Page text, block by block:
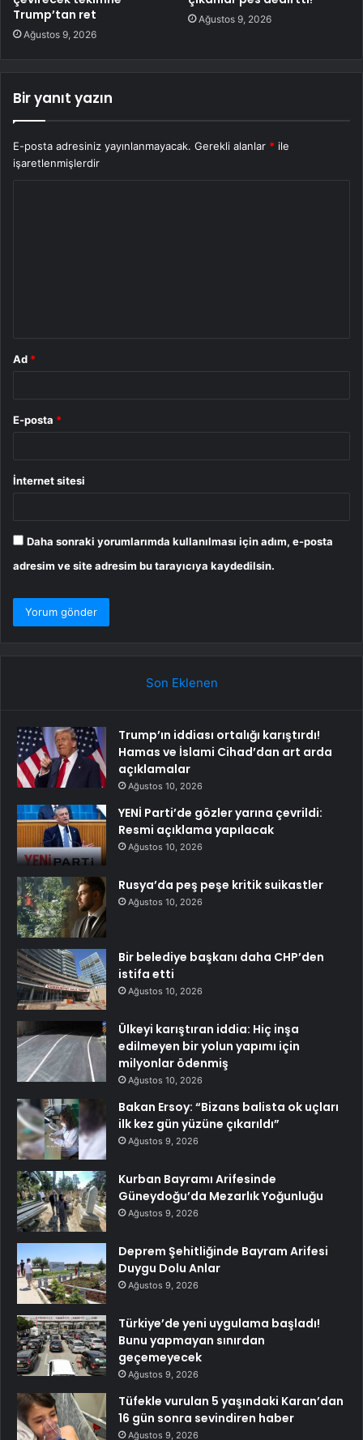
Trump’tan ret
Ağustos 9, 2026
Ağustos 9, 2026
Bir yanıt yazın
E-posta adresiniz yayınlanmayacak. Gerekli alanlar * ile
işaretlenmişlerdir
Ad *
E-posta *
İnternet sitesi
Daha sonraki yorumlarımda kullanılması için adım, e-posta
adresim ve site adresim bu tarayıcıya kaydedilsin.
Son Eklenen
Trump’ın iddiası ortalığı karıştırdı!
Hamas ve İslami Cihad’dan art arda
açıklamalar
Ağustos 10, 2026
YENİ Parti’de gözler yarına çevrildi:
Resmi açıklama yapılacak
Ağustos 10, 2026
Rusya’da peş peşe kritik suikastler
Ağustos 10, 2026
Bir belediye başkanı daha CHP’den
istifa etti
Ağustos 10, 2026
Ülkeyi karıştıran iddia: Hiç inşa
edilmeyen bir yolun yapımı için
milyonlar ödenmiş
Ağustos 10, 2026
Bakan Ersoy: “Bizans balista ok uçları
ilk kez gün yüzüne çıkarıldı”
Ağustos 9, 2026
Kurban Bayramı Arifesinde
Güneydoğu’da Mezarlık Yoğunluğu
Ağustos 9, 2026
Deprem Şehitliğinde Bayram Arifesi
Duygu Dolu Anlar
Ağustos 9, 2026
Türkiye’de yeni uygulama başladı!
Bunu yapmayan sınırdan
geçemeyecek
Ağustos 9, 2026
Tüfekle vurulan 5 yaşındaki Karan’dan
16 gün sonra sevindiren haber
Ağustos 9, 2026